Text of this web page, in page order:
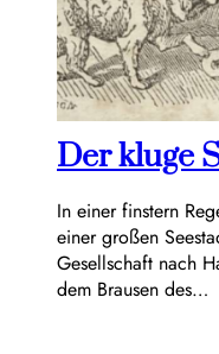
Der kluge
In einer finstern
einer großen
Gesellschaft nach
dem Brausen des…